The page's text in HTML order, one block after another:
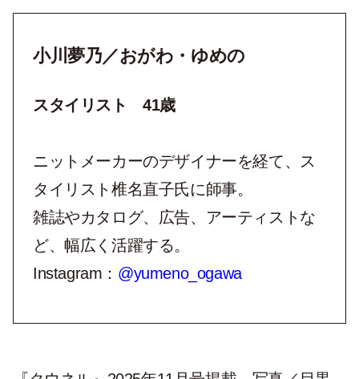
小川夢乃／おがわ・ゆめの
スタイリスト 41歳
ニットメーカーのデザイナーを経て、ス
タイリスト椎名直子氏に師事。
雑誌やカタログ、広告、アーティストな
ど、幅広く活躍する。
Instagram ： @yumeno_ogawa